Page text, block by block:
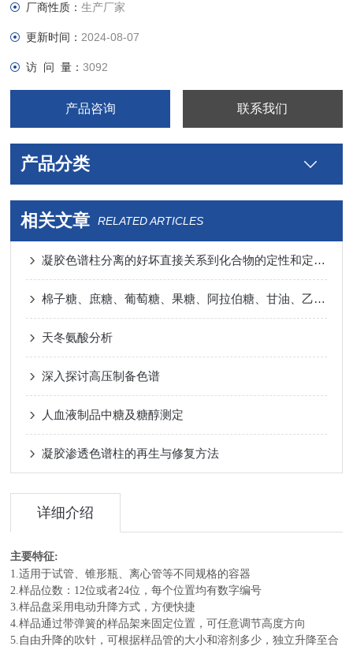
厂商性质：生产厂家
更新时间： 2024-08-07
访 问 量：3092
产品咨询 联系我们
产品分类
相关文章 RELATED ARTICLES
凝胶色谱柱分离的好坏直接关系到化合物的定性和定量准确度
棉子糖、庶糖、葡萄糖、果糖、阿拉伯糖、甘油、乙烯乙二醇、甲醇
天冬氨酸分析
深入探讨高压制备色谱
人血液制品中糖及糖醇测定
凝胶渗透色谱柱的再生与修复方法
详细介绍
主要特征:
1.适用于试管、锥形瓶、离心管等不同规格的容器
2.样品位数：12位或者24位 ，每个位置均有数字编号
3.样品盘采用电动升降方式，方便快捷
4.样品通过带弹簧的样品架来固定位置，可任意调节高度方向
5.自由升降的吹针，可根据样品管的大小和溶剂多少，独立升降至合